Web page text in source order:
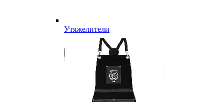
Утяжелители